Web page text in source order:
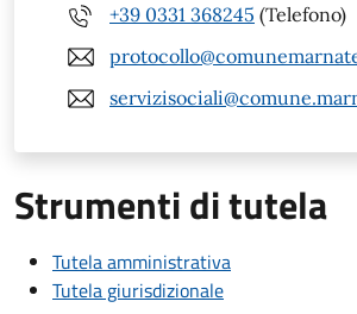
+39 0331 368245 (Telefono)
Strumenti di tutela
Tutela amministrativa
Tutela giurisdizionale